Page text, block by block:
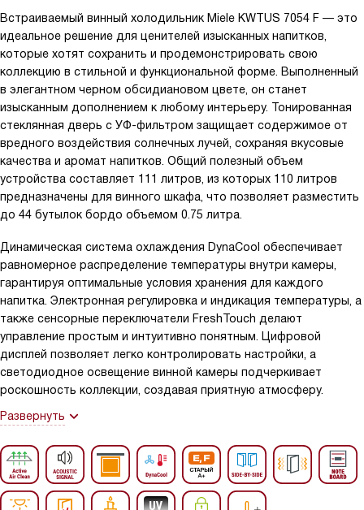
Встраиваемый винный холодильник Miele KWTUS 7054 F — это
идеальное решение для ценителей изысканных напитков,
которые хотят сохранить и продемонстрировать свою
коллекцию в стильной и функциональной форме. Выполненный
в элегантном черном обсидиановом цвете, он станет
изысканным дополнением к любому интерьеру. Тонированная
стеклянная дверь с УФ-фильтром защищает содержимое от
вредного воздействия солнечных лучей, сохраняя вкусовые
качества и аромат напитков. Общий полезный объем
устройства составляет 111 литров, из которых 110 литров
предназначены для винного шкафа, что позволяет разместить
до 44 бутылок бордо объемом 0.75 литра.
Динамическая система охлаждения DynaCool обеспечивает
равномерное распределение температуры внутри камеры,
гарантируя оптимальные условия хранения для каждого
напитка. Электронная регулировка и индикация температуры, а
также сенсорные переключатели FreshTouch делают
управление простым и интуитивно понятным. Цифровой
дисплей позволяет легко контролировать настройки, а
светодиодное освещение винной камеры подчеркивает
роскошность коллекции, создавая приятную атмосферу.
Развернуть